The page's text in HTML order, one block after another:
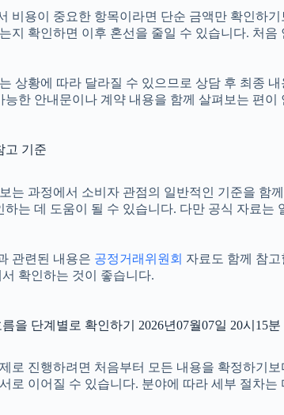
비용이 중요한 항목이라면 단순 금액만 확인하
지 확인하면 이후 혼선을 줄일 수 있습니다. 처
상황에 따라 달라질 수 있으므로 상담 후 최종
능한 안내문이나 계약 내용을 함께 살펴보는 편이
고 기준
는 과정에서 소비자 관점의 일반적인 기준을 함
하는 데 도움이 될 수 있습니다. 다만 공식 자료
관련된 내용은 공정거래위원회 자료도 함께 참
확인하는 것이 좋습니다.
을 단계별로 확인하기 2026년07월07일 20시15분
로 진행하려면 처음부터 모든 내용을 확정하기
로 이어질 수 있습니다. 분야에 따라 세부 절차